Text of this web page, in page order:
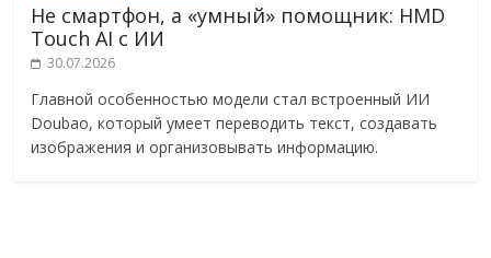
Не смартфон, а «умный» помощник: HMD
Touch AI с ИИ
30.07.2026
Главной особенностью модели стал встроенный ИИ
Doubao, который умеет переводить текст, создавать
изображения и организовывать информацию.